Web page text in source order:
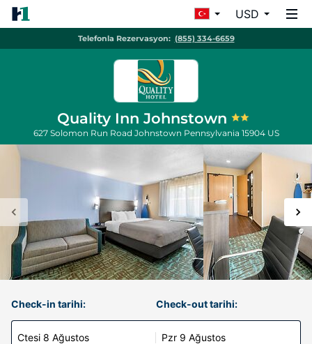
USD
Telefonla Rezervasyon: (855) 334-6659
Quality Inn Johnstown
627 Solomon Run Road Johnstown Pennsylvania 15904 US
Check-in tarihi:
Ctesi 8 Ağustos
Check-out tarihi:
Pzr 9 Ağustos